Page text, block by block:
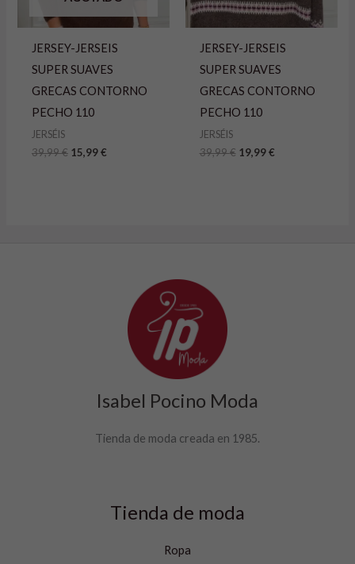
JERSEY-JERSEIS
SUPER SUAVES
GRECAS CONTORNO
PECHO 110
JERSÉIS
39,99€ 15,99€
JERSEY-JERSEIS
SUPER SUAVES
GRECAS CONTORNO
PECHO 110
JERSÉIS
39,99€ 19,99€
Isabel Pocino Moda
Tienda de moda creada en 1985.
Tienda de moda
Ropa